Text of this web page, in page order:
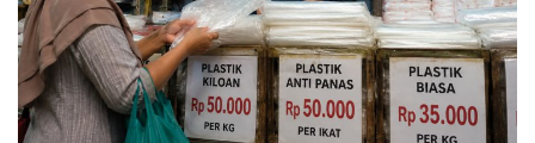
UMKM & Ekonomi Kreatif
Pekerja Migran Indonesia